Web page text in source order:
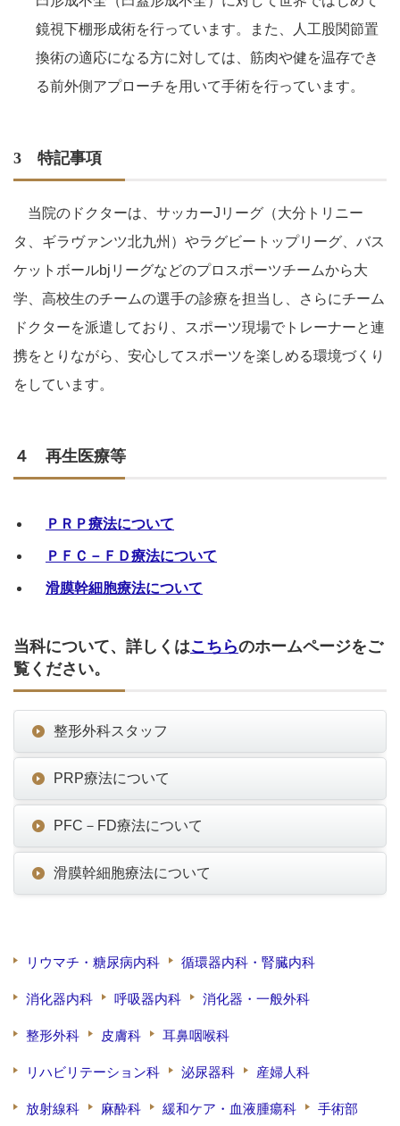
リウマチ・糖尿病内科 循環器内科・腎臓内科
消化器内科 呼吸器内科 消化器・一般外科
整形外科 皮膚科 耳鼻咽喉科
リハビリテーション科 泌尿器科 産婦人科
放射線科 麻酔科 緩和ケア・血液腫瘍科 手術部
鏡視下棚形成術を行っています。また、人工股関節置
換術の適応になる方に対しては、筋肉や健を温存でき
る前外側アプローチを用いて手術を行っています。
3 特記事項
当院のドクターは、サッカーJリーグ（大分トリニー
タ、ギラヴァンツ北九州）やラグビートップリーグ、バス
ケットボールbjリーグなどのプロスポーツチームから大
学、高校生のチームの選手の診療を担当し、さらにチーム
ドクターを派遣しており、スポーツ現場でトレーナーと連
携をとりながら、安心してスポーツを楽しめる環境づくり
をしています。
４ 再生医療等
ＰＲＰ療法について
ＰＦＣ－ＦＤ療法について
滑膜幹細胞療法について
当科について、詳しくはこちらのホームページをご
覧ください。
整形外科スタッフ
PRP療法について
PFC－FD療法について
滑膜幹細胞療法について